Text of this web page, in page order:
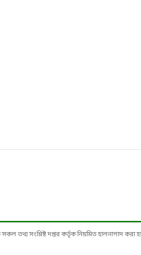
তথ্য সংশ্লিষ্ট দপ্তর কর্তৃক নিয়মিত হালনাগাদ করা